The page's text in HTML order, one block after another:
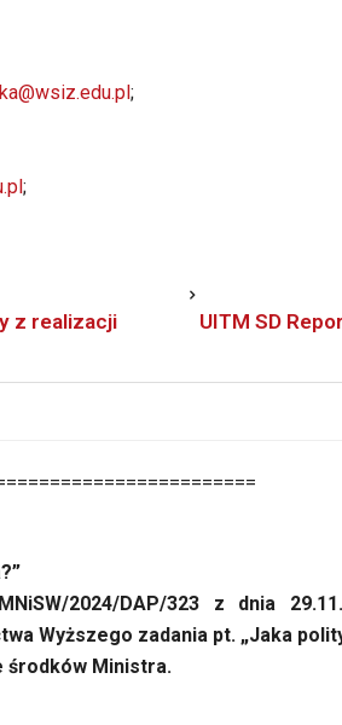
;
;
z realizacji UITM SD
2024/DAP/323 z dnia
Wyższego zadania pt. „Jaka
środków Ministra.